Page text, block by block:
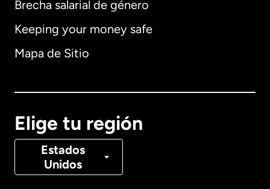
Brecha salarial de género
Keeping your money safe
Mapa de Sitio
Elige tu región
Estados
Unidos
Alemania
Canadá Français